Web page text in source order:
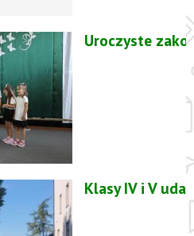
Uroczyste
Klasy IV i V